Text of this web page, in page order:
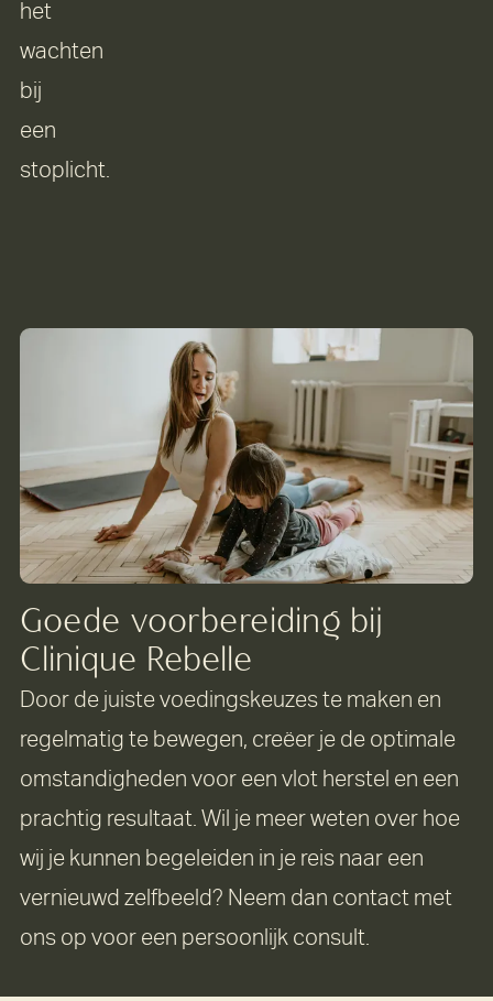
het
wachten
bij
een
stoplicht.
Goede voorbereiding bij
Clinique Rebelle
Door de juiste voedingskeuzes te maken en
regelmatig te bewegen, creëer je de optimale
omstandigheden voor een vlot herstel en een
prachtig resultaat. Wil je meer weten over hoe
wij je kunnen begeleiden in je reis naar een
vernieuwd zelfbeeld? Neem dan contact met
ons op voor een persoonlijk consult.